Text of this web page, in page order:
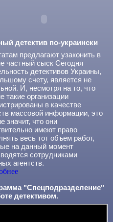
детектив по-украински
предлагают узаконить в
частный сыск Сегодня
детективов Украины,
счету, является не
И, несмотря на то, что
такие организации
в качестве
массовой информации, это
значит, что они
имеют право
весь тот объем работ,
на данный момент
сотрудниками
агентств.
"Спецподразделение"
детективом.